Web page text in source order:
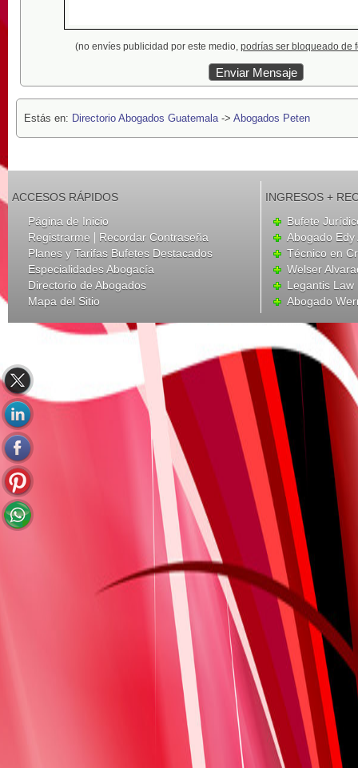
(no envíes publicidad por este medio, podrías ser bloqueado de
Estás en: Directorio Abogados Guatemala-> Abogados Peten
ACCESOS RÁPIDOS
Página de Inicio
Registrarme | Recordar Contraseña
Planes y Tarifas Bufetes Destacados
Especialidades Abogacía
Directorio de Abogados
Mapa del Sitio
INGRESOS +
Bufete
Abogado Edy
Técnico en
Welser
Legantis Law
Abogado